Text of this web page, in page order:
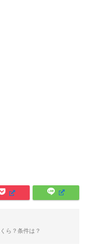
ら？条件は？